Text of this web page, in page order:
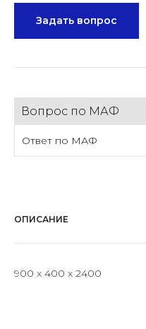
Задать вопрос
Вопрос по МАФ
Ответ по МАФ
ОПИСАНИЕ
900 x 400 x 2400